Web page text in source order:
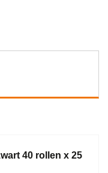
40 rollen x 25